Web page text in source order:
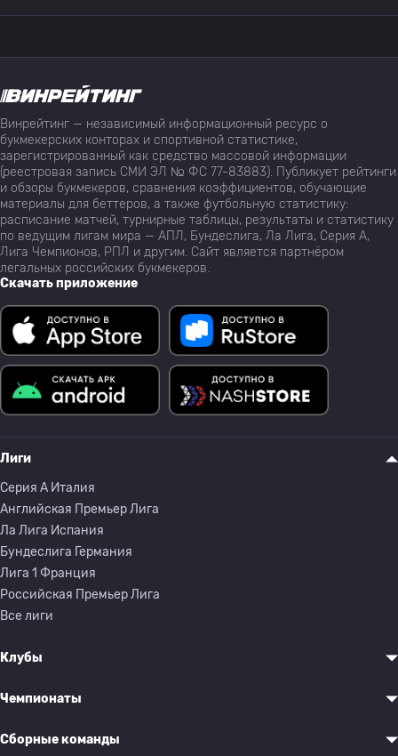
Винрейтинг — независимый информационный ресурс о
букмекерских конторах и спортивной статистике,
зарегистрированный как средство массовой информации
(реестровая запись СМИ ЭЛ № ФС 77-83883). Публикует рейтинги
и обзоры букмекеров, сравнения коэффициентов, обучающие
материалы для беттеров, а также футбольную статистику:
расписание матчей, турнирные таблицы, результаты и статистику
по ведущим лигам мира — АПЛ, Бундеслига, Ла Лига, Серия А,
Лига Чемпионов, РПЛ и другим. Сайт является партнёром
легальных российских букмекеров.
Скачать приложение
Лиги
Серия A Италия
Английская Премьер Лига
Ла Лига Испания
Бундеслига Германия
Лига 1 Франция
Российская Премьер Лига
Все лиги
Клубы
Чемпионаты
Сборные команды